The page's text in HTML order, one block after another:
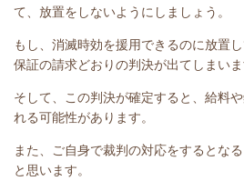
て、放置をしないようにしましょう。
もし、消滅時効を援用できるのに放置
保証の請求どおりの判決が出てしまいま
そして、この判決が確定すると、給料
れる可能性があります。
また、ご自身で裁判の対応をするとな
と思います。